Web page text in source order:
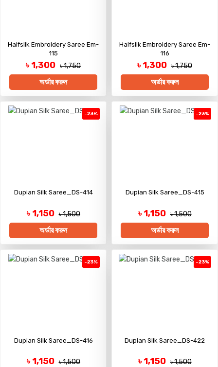
Halfsilk Embroidery Saree Em-
115
৳ 1,300 ৳ 1,750
অর্ডার করুন
Halfsilk Embroidery Saree Em-
116
৳ 1,300 ৳ 1,750
অর্ডার করুন
-23%
Dupian Silk Saree_DS-414
৳ 1,150 ৳ 1,500
অর্ডার করুন
-23%
Dupian Silk Saree_DS-415
৳ 1,150 ৳ 1,500
অর্ডার করুন
-23%
Dupian Silk Saree_DS-416
৳ 1,150 ৳ 1,500
-23%
Dupian Silk Saree_DS-422
৳ 1,150 ৳ 1,500